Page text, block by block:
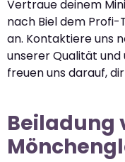
Vertraue deinem
nach Biel dem
an. Kontaktiere uns
unserer Qualität und
freuen uns darauf,
Beiladung